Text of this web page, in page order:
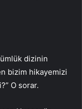
dizinin
bizim hikayemizi
O sorar.